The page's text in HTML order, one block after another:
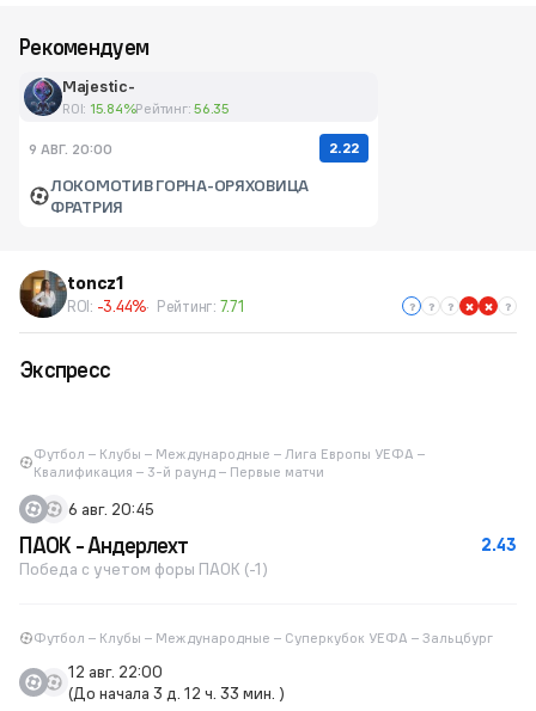
Рекомендуем
Majestic-
ROI: 15.84%Рейтинг:56.35
9 АВГ. 20:00 2.22
ЛОКОМОТИВ ГОРНА-ОРЯХОВИЦА
ФРАТРИЯ
toncz1
ROI: -3.44% Рейтинг: 7.71
Экспресс
Футбол – Клубы – Международные – Лига Европы УЕФА –
Квалификация – 3-й раунд – Первые матчи
6 авг. 20:45
2.43
ПАОК - Андерлехт
Победа с учетом форы ПАОК (-1)
Футбол – Клубы – Международные – Суперкубок УЕФА – Зальцбург
12 авг. 22:00
(До начала 3 д. 12 ч. 33 мин. )